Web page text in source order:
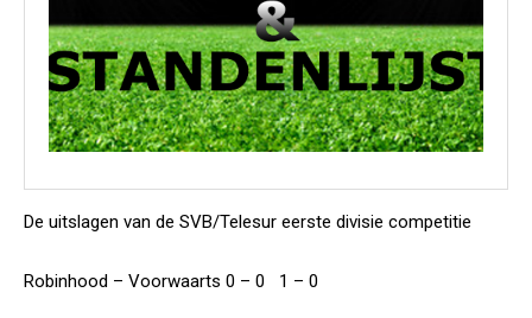
De uitslagen van de SVB/Telesur eerste divisie competitie
Robinhood – Voorwaarts 0 – 0 1 – 0